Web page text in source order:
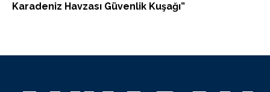
Karadeniz Havzası Güvenlik Kuşağı”